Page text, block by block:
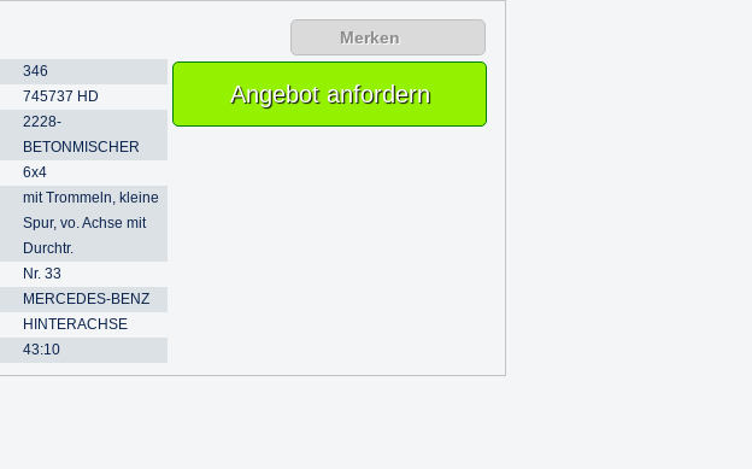
Merken
Angebot anfordern
346
745737 HD
2228-
BETONMISCHER
6x4
mit Trommeln, kleine
Spur, vo. Achse mit
Durchtr.
Nr. 33
MERCEDES-BENZ
HINTERACHSE
43:10